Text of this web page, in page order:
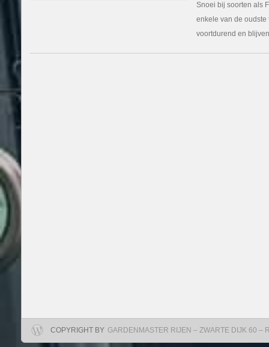
Snoei bij soorten als
enkele van de oudste
voortdurend en
COPYRIGHT BY GARDENMASTER RIJEN – ZWARTE DIJK 60 –